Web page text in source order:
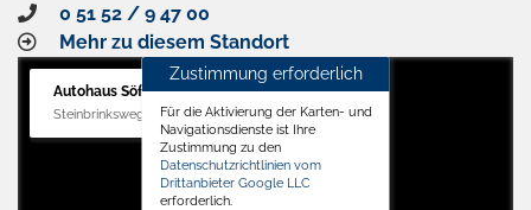
0 51 52 / 9 47 00
Mehr zu diesem Standort
Autohaus Söffker GmbH
Steinbrinksweg 12, 31840 Hessisch Oldendorf
Zustimmung erforderlich
Für die Aktivierung der Karten- und
Navigationsdienste ist Ihre
Zustimmung zu den
Datenschutzrichtlinien vom
Drittanbieter Google LLC
erforderlich.